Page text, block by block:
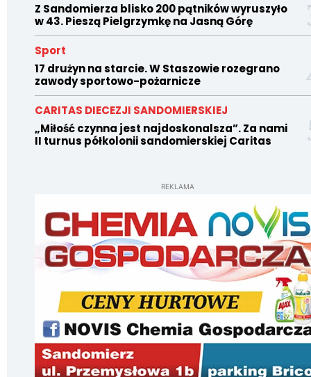
Z Sandomierza blisko 200 pątników wyruszyło
w 43. Pieszą Pielgrzymkę na Jasną Górę
Sport
17 drużyn na starcie. W Staszowie rozegrano
zawody sportowo-pożarnicze
CARITAS DIECEZJI SANDOMIERSKIEJ
„Miłość czynna jest najdoskonalsza”. Za nami
II turnus półkolonii sandomierskiej Caritas
REKLAMA